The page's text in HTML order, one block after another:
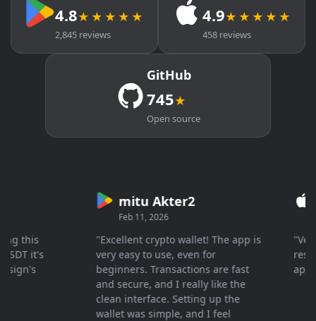
4.8★★★★★
2,845 reviews
4.9★★★★★
458 reviews
GitHub
745★
Open source
it's
mitu Akter2
Feb 11, 2026
"Excellent crypto wallet! The app is
very easy to use, even for
beginners. Transactions are fast
and secure, and I really like the
clean interface. Setting up the
wallet was simple, and I feel
"Very